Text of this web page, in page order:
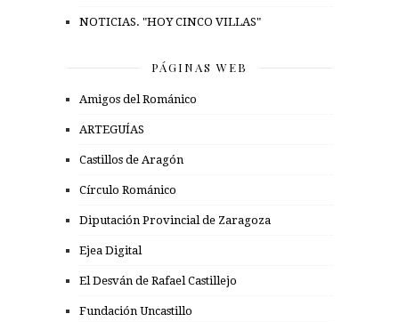
NOTICIAS. "HOY CINCO VILLAS"
PÁGINAS WEB
Amigos del Románico
ARTEGUÍAS
Castillos de Aragón
Círculo Románico
Diputación Provincial de Zaragoza
Ejea Digital
El Desván de Rafael Castillejo
Fundación Uncastillo